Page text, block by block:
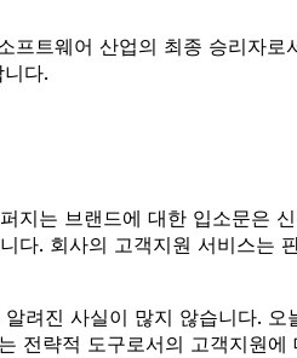
트웨어 산업의 최종 승리자
다.
는 브랜드에 대한 입소문은
. 회사의 고객지원 서비스는
려진 사실이 많지 않습니다.
전략적 도구로서의 고객지원에